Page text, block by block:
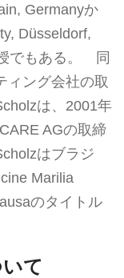
Germanyか
Düsseldorf,
でもある。 同
ィング会社の取
は、2001年
AGの取締
はブラジ
Marilia
のタイトル
て